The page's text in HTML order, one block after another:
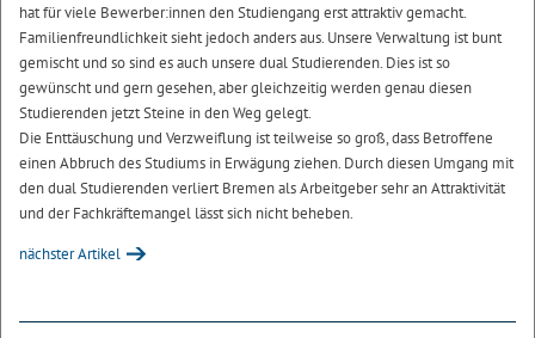
hat für viele Bewerber:innen den Studiengang erst attraktiv gemacht.
Familienfreundlichkeit sieht jedoch anders aus. Unsere Verwaltung ist bunt
gemischt und so sind es auch unsere dual Studierenden. Dies ist so
gewünscht und gern gesehen, aber gleichzeitig werden genau diesen
Studierenden jetzt Steine in den Weg gelegt.
Die Enttäuschung und Verzweiflung ist teilweise so groß, dass Betroffene
einen Abbruch des Studiums in Erwägung ziehen. Durch diesen Umgang mit
den dual Studierenden verliert Bremen als Arbeitgeber sehr an Attraktivität
und der Fachkräftemangel lässt sich nicht beheben.
nächster Artikel